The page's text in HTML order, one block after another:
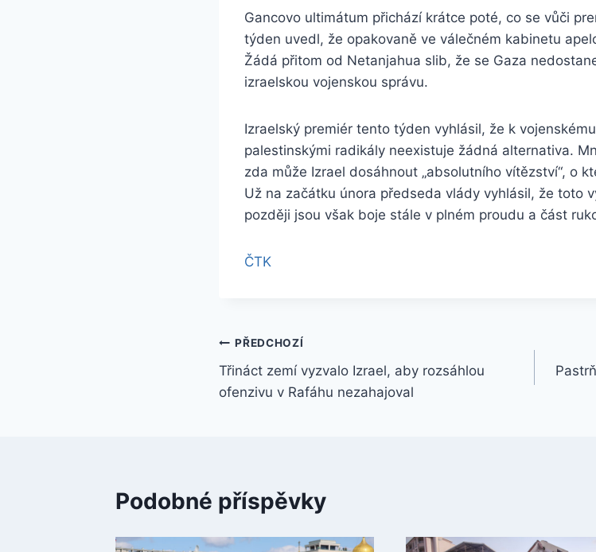
Gancovo ultimátum přichází krátce poté, co se vůči
týden uvedl, že opakovaně ve válečném kabinetu
Žádá přitom od Netanjahua slib, že se Gaza
izraelskou vojenskou správu.
Izraelský premiér tento týden vyhlásil, že k
palestinskými radikály neexistuje žádná alternativa.
zda může Izrael dosáhnout „absolutního vítězství“, o
Už na začátku února předseda vlády vyhlásil, že toto
později jsou však boje stále v plném proudu a část
ČTK
Navigace
pro
PŘEDCHOZÍ
Třináct zemí vyzvalo Izrael, aby rozsáhlou
ofenzivu v Rafáhu nezahajoval
Podobné příspěvky